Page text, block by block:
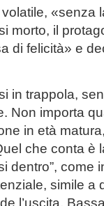
«senza
morto, il
di felicità» e
in trappola,
Non importa
in età
che conta è
dentro”,
simile a